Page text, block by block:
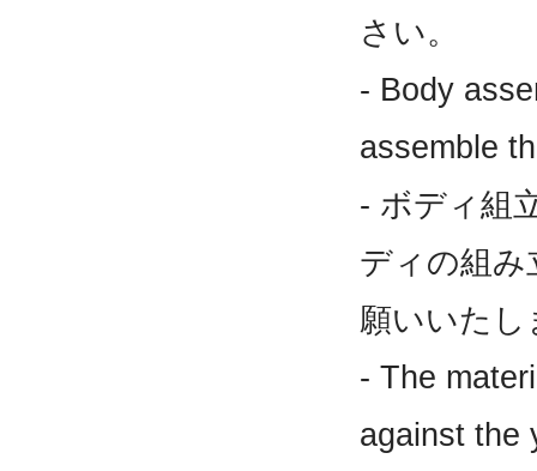
さい。
- Body
assemble
- ボディ組
ディの組み
願いいたし
- The
against the